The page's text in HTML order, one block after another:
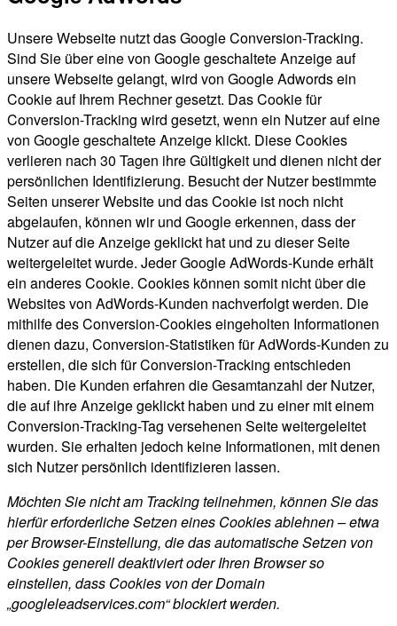
Unsere Webseite nutzt das Google Conversion-Tracking.
Sind Sie über eine von Google geschaltete Anzeige auf
unsere Webseite gelangt, wird von Google Adwords ein
Cookie auf Ihrem Rechner gesetzt. Das Cookie für
Conversion-Tracking wird gesetzt, wenn ein Nutzer auf eine
von Google geschaltete Anzeige klickt. Diese Cookies
verlieren nach 30 Tagen ihre Gültigkeit und dienen nicht der
persönlichen Identifizierung. Besucht der Nutzer bestimmte
Seiten unserer Website und das Cookie ist noch nicht
abgelaufen, können wir und Google erkennen, dass der
Nutzer auf die Anzeige geklickt hat und zu dieser Seite
weitergeleitet wurde. Jeder Google AdWords-Kunde erhält
ein anderes Cookie. Cookies können somit nicht über die
Websites von AdWords-Kunden nachverfolgt werden. Die
mithilfe des Conversion-Cookies eingeholten Informationen
dienen dazu, Conversion-Statistiken für AdWords-Kunden zu
erstellen, die sich für Conversion-Tracking entschieden
haben. Die Kunden erfahren die Gesamtanzahl der Nutzer,
die auf ihre Anzeige geklickt haben und zu einer mit einem
Conversion-Tracking-Tag versehenen Seite weitergeleitet
wurden. Sie erhalten jedoch keine Informationen, mit denen
sich Nutzer persönlich identifizieren lassen.
Möchten Sie nicht am Tracking teilnehmen, können Sie das
hierfür erforderliche Setzen eines Cookies ablehnen – etwa
per Browser-Einstellung, die das automatische Setzen von
Cookies generell deaktiviert oder Ihren Browser so
einstellen, dass Cookies von der Domain
„googleleadservices.com“ blockiert werden.